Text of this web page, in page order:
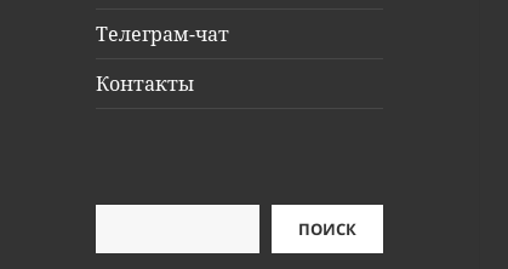
Телеграм-чат
Контакты
ПОИСК